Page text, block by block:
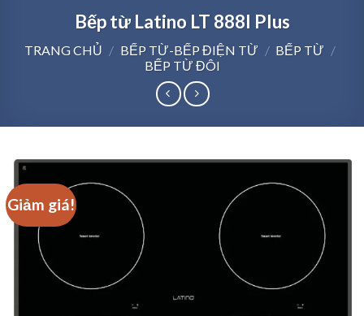
Bếp từ Latino LT 888I Plus
TRANG CHỦ / BẾP TỪ-BẾP ĐIỆN TỪ / BẾP TỪ /
BẾP TỪ ĐÔI
Giảm giá!